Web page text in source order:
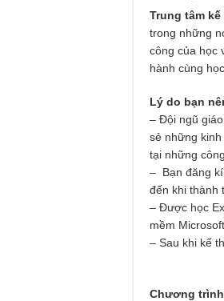
Trung tâm
trong những
công của học
hành cùng
Lý do bạn
– Đội ngũ
sẻ những
tại những
– Bạn đăng
đến khi thành
– Được học
mềm
– Sau khi kế
Chương